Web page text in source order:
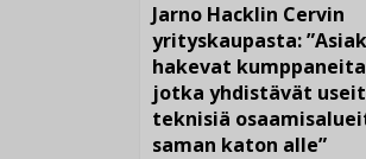
Jarno Hacklin Cervin
yrityskaupasta:
hakevat
jotka yhdistävät
teknisiä
saman katon alle”